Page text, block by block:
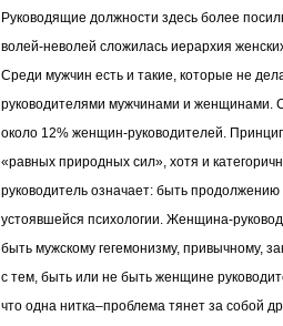
Руководящие должности здесь более
волей-неволей сложилась иерархия
Среди мужчин есть и такие, которые не
руководителями мужчинами и женщинами.
около 12% женщин-руководителей.
«равных природных сил», хотя и
руководитель означает: быть
устоявшейся психологии. Женщина-
быть мужскому гегемонизму, привычному,
с тем, быть или не быть женщине
что одна нитка–проблема тянет за собой